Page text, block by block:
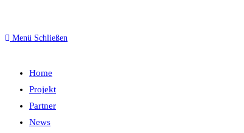
Menü Schließen
Home
Projekt
Partner
News